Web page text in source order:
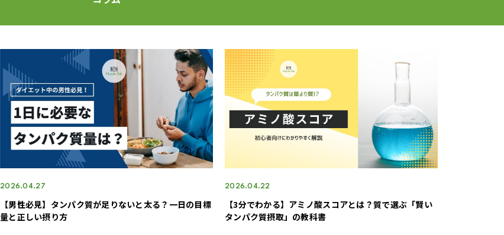
2026.04.27
【男性必見】タンパク質が足りないと太る？一日の目標
量と正しい摂り方
2026.04.22
【3分でわかる】アミノ酸スコアとは？質で選ぶ「賢い
タンパク質摂取」の教科書